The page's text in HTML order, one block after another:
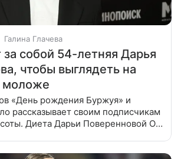
Галина Глачева
за собой 54-летняя Дарья
чтобы выглядеть на
моложе
«День рождения Буржуя» и
рассказывает своим подписчикам
Диета Дарьи Поверенновой О